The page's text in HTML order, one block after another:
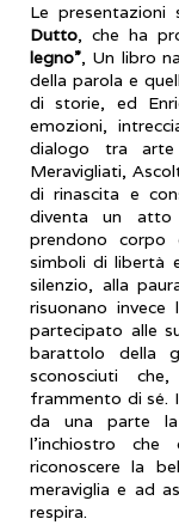
Le presentazioni
Dutto, che ha
legno”, Un libro
della parola e
di storie, ed
emozioni,
dialogo tra
Meravigliati,
di rinascita e
diventa un atto
prendono corpo
simboli di libertà
silenzio, alla
risuonano
partecipato alle
barattolo della
sconosciuti
frammento di sé.
da una parte la
l’inchiostro
riconoscere la
meraviglia e ad
respira.